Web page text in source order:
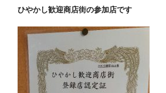
ひやかし歓迎商店街の参加店です